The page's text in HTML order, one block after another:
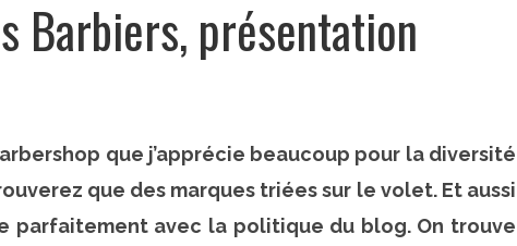
Barbiers, présentation
que j’apprécie beaucoup pour la diversité
que des marques triées sur le volet. Et aussi
parfaitement avec la politique du blog. On trouve